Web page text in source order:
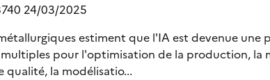
24/03/2025
estiment que l'IA est devenue une
pour l'optimisation de la production, la
la modélisatio...